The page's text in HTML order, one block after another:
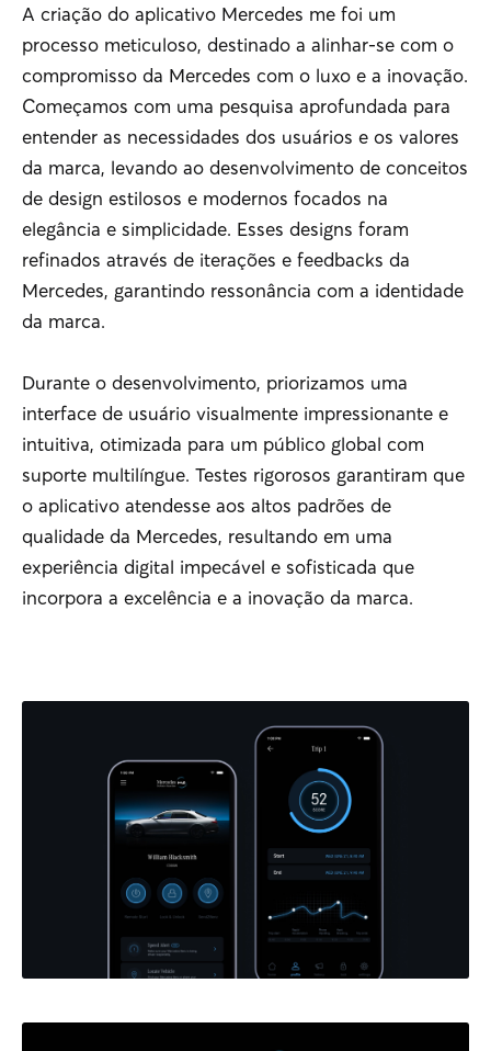
A criação do aplicativo Mercedes me foi um
processo meticuloso, destinado a alinhar-se com o
compromisso da Mercedes com o luxo e a inovação.
Começamos com uma pesquisa aprofundada para
entender as necessidades dos usuários e os valores
da marca, levando ao desenvolvimento de conceitos
de design estilosos e modernos focados na
elegância e simplicidade. Esses designs foram
refinados através de iterações e feedbacks da
Mercedes, garantindo ressonância com a identidade
da marca.
Durante o desenvolvimento, priorizamos uma
interface de usuário visualmente impressionante e
intuitiva, otimizada para um público global com
suporte multilíngue. Testes rigorosos garantiram que
o aplicativo atendesse aos altos padrões de
qualidade da Mercedes, resultando em uma
experiência digital impecável e sofisticada que
incorpora a excelência e a inovação da marca.